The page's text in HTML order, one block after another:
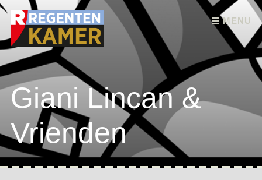
MENU
Skip to content
Giani Lincan &
Vrienden